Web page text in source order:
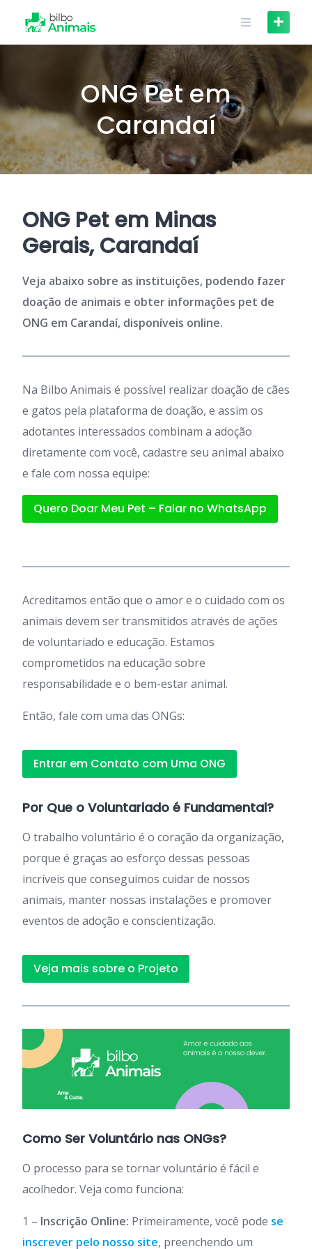
content
ONG Pet em
Carandaí
ONG Pet em Minas
Gerais, Carandaí
Veja abaixo sobre as instituições, podendo fazer
doação de animais e obter informações pet de
ONG em Carandaí, disponíveis online.
Na Bilbo Animais é possível realizar doação de cães
e gatos pela plataforma de doação, e assim os
adotantes interessados combinam a adoção
diretamente com você, cadastre seu animal abaixo
e fale com nossa equipe:
Quero Doar Meu Pet – Falar no WhatsApp
Acreditamos então que o amor e o cuidado com os
animais devem ser transmitidos através de ações
de voluntariado e educação. Estamos
comprometidos na educação sobre
responsabilidade e o bem-estar animal.
Então, fale com uma das ONGs:
Entrar em Contato com Uma ONG
Por Que o Voluntariado é Fundamental?
O trabalho voluntário é o coração da organização,
porque é graças ao esforço dessas pessoas
incríveis que conseguimos cuidar de nossos
animais, manter nossas instalações e promover
eventos de adoção e conscientização.
Veja mais sobre o Projeto
Como Ser Voluntário nas ONGs?
O processo para se tornar voluntário é fácil e
acolhedor. Veja como funciona:
1 – Inscrição Online: Primeiramente, você pode se
inscrever pelo nosso site, preenchendo um